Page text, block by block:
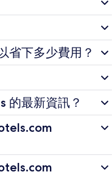
省下多少費用？
的最新資訊？